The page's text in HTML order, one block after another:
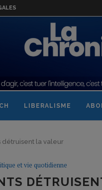
LIBERALISME
détruisent la valeur
et vie quotidienne